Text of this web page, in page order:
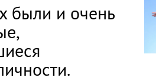
были и очень